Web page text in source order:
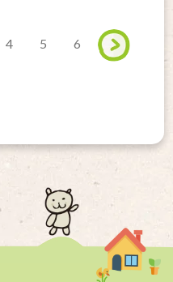
4 5 6